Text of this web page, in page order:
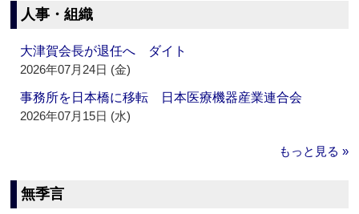
人事・組織
大津賀会長が退任へ ダイト
2026年07月24日 (金)
事務所を日本橋に移転 日本医療機器産業連合会
2026年07月15日 (水)
もっと見る »
無季言